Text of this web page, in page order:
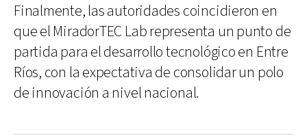
Finalmente, las autoridades coincidieron en
que el MiradorTEC Lab representa un punto de
partida para el desarrollo tecnológico en Entre
Ríos, con la expectativa de consolidar un polo
de innovación a nivel nacional.